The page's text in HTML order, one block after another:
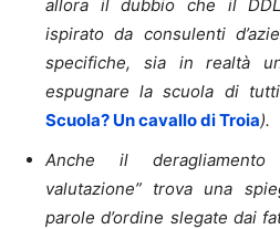
allora il dubbio che il DDL
ispirato da consulenti
specifiche, sia in realtà
espugnare la scuola di
Scuola? Un cavallo di Troia).
Anche il
valutazione” trova una
parole d’ordine slegate dai